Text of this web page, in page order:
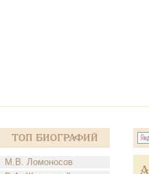
Топ Биографий
М.В. Ломоносов
А